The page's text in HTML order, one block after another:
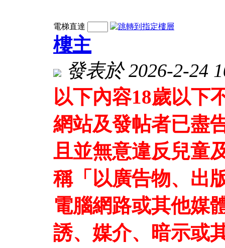
電梯直達
樓主
發表於 2026-2-24
以下內容18歲以下
網站及發帖者已盡
且並無意違反兒童
稱「以廣告物、出
電腦網路或其他媒
誘、媒介、暗示或